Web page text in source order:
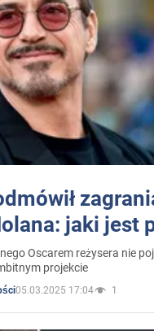
jaki jest
Oscarem reżysera nie
projekcie
05.03.2025 17:04 1